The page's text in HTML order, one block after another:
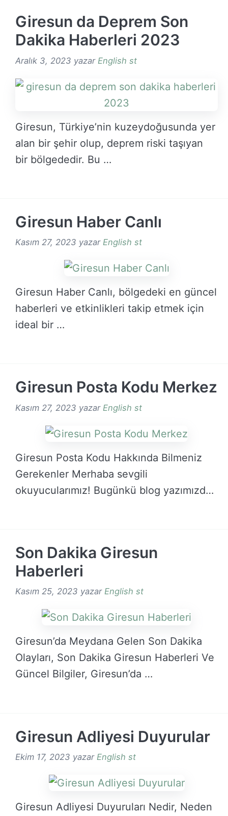
Giresun da Deprem Son
Dakika Haberleri 2023
Aralık 3, 2023 yazar English st
Giresun, Türkiye’nin kuzeydoğusunda yer
alan bir şehir olup, deprem riski taşıyan
bir bölgededir. Bu …
Giresun Haber Canlı
Kasım 27, 2023 yazar English st
Giresun Haber Canlı, bölgedeki en güncel
haberleri ve etkinlikleri takip etmek için
ideal bir …
Giresun Posta Kodu Merkez
Kasım 27, 2023 yazar English st
Giresun Posta Kodu Hakkında Bilmeniz
Gerekenler Merhaba sevgili
okuyucularımız! Bugünkü blog yazımızda
Son Dakika Giresun
Haberleri
Kasım 25, 2023 yazar English st
Giresun’da Meydana Gelen Son Dakika
Olayları, Son Dakika Giresun Haberleri Ve
Güncel Bilgiler, Giresun’da …
Giresun Adliyesi Duyurular
Ekim 17, 2023 yazar English st
Giresun Adliyesi Duyuruları Nedir, Neden